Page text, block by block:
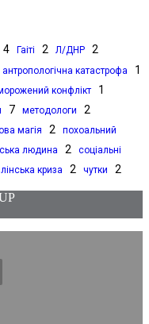
4 Гаіті 2 Л/ДНР 2
антропологічна катастрофа 1
конфлікт 1
7 методологи 2
магія 2
похоальний
людина 2
соціальні
криза 2 чутки 2